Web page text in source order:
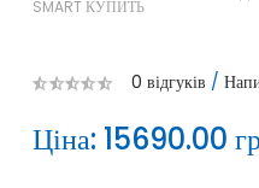
SMART КУПИТЬ
0 відгуків /
Ціна: 15690.00